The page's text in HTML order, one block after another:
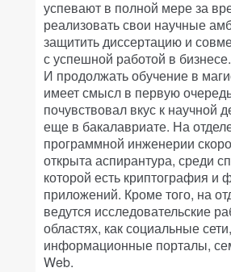
успевают в полной мере за
реализовать свои научные
защитить диссертацию и
с успешной работой в бизнесе.
И продолжать обучение в
имеет смысл в первую
почувствовал вкус к научной
еще в бакалавриате. На
программной инженерии
открыта аспирантура, среди
которой есть криптография и
приложений. Кроме того, на
ведутся исследовательские
областях, как социальные сети,
информационные порталы,
Web.